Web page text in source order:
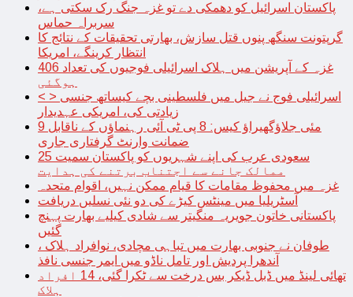
پاکستان اسرائیل کو دھمکی دے تو غزہ جنگ رک سکتی ہے،
سربراہ حماس
گرپتونت سنگھ پنوں قتل سازش، بھارتی تحقیقات کے نتائج کا
انتظار کرینگے، امریکا
غزہ کے آپریشن میں ہلاک اسرائیلی فوجیوں کی تعداد 406
ہوگئی
< > اسرائیلی فوج نے جیل میں فلسطینی بچے کیساتھ جنسی
زیادتی کی، امریکی عہدیدار
9 مئی جلاؤگھیراؤ کیس: 8 پی ٹی آئی رہنماؤں کے ناقابل
ضمانت وارنٹ گرفتاری جاری
سعودی عرب کی اپنے شہریوں کو پاکستان سمیت 25
ممالک جانے سے اجتناب برتنے کی ہدایت
غزہ میں محفوظ مقامات کا قیام ممکن نہیں، اقوام متحدہ
آسٹریلیا میں مینٹس کیڑے کی دو نئی نسلیں دریافت
پاکستانی خاتون جویریہ منگیتر سے شادی کیلیے بھارت پہنچ
گئیں
طوفان نے جنوبی بھارت میں تباہی مچادی، نوافراد ہلاک ،
آندھرا پردیش اور تامل ناڈو میں ایمر جنسی نافذ
تھائی لینڈ میں ڈبل ڈیکر بس درخت سے ٹکرا گئی، 14 افراد
ہلاک